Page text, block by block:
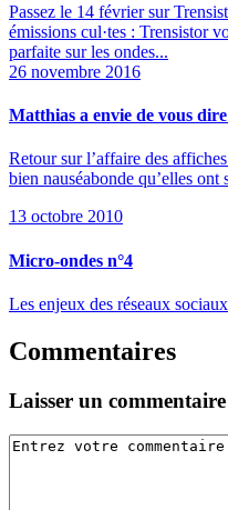
Passez le 14 février sur
émissions cul·tes : Trensistor
parfaite sur les ondes...
26 novembre 2016
Matthias a envie de vous
Retour sur l’affaire des
bien nauséabonde qu’elles ont
13 octobre 2010
Micro-ondes n°4
Les enjeux des réseaux
Commentaires
Laisser un commentaire